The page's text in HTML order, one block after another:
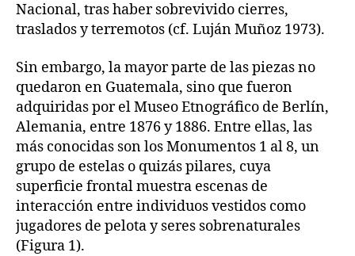
Nacional, tras haber sobrevivido cierres,
traslados y terremotos (cf. Luján Muñoz 1973).
Sin embargo, la mayor parte de las piezas no
quedaron en Guatemala, sino que fueron
adquiridas por el Museo Etnográfico de Berlín,
Alemania, entre 1876 y 1886. Entre ellas, las
más conocidas son los Monumentos 1 al 8, un
grupo de estelas o quizás pilares, cuya
superficie frontal muestra escenas de
interacción entre individuos vestidos como
jugadores de pelota y seres sobrenaturales
(Figura 1).